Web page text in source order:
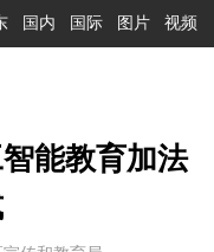
国内 国际 图片 视频
能教育加法